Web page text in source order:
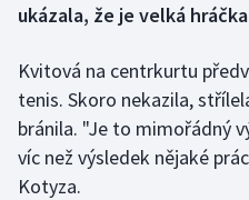
Golf
Gymnastika
Házená
Jezdectví
ukázala, že je velká
Kvitová na centrkurtu
tenis. Skoro nekazila,
bránila. "Je to mimořádný
víc než výsledek nějaké
Kotyza.